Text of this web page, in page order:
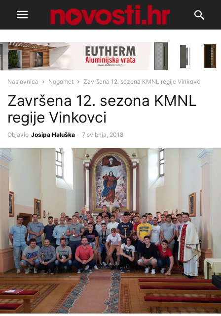
Naslovnica Nogomet Završena 12. sezona KMNL regije Vinkovci
Završena 12. sezona KMNL
regije Vinkovci
Objavio Josipa Haluška - 7 svibnja, 2018